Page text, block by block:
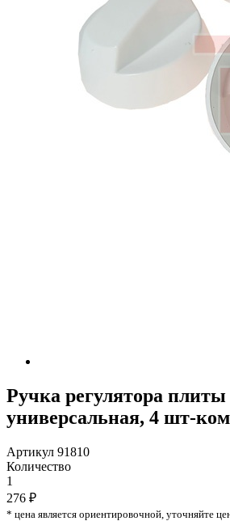
Ручка регулятора плиты
универсальная, 4 шт-
Артикул 91810
Количество
1
276 ₽
* цена является ориентировочной, уточняйте